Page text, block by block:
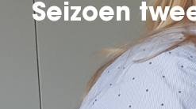
Seizoen